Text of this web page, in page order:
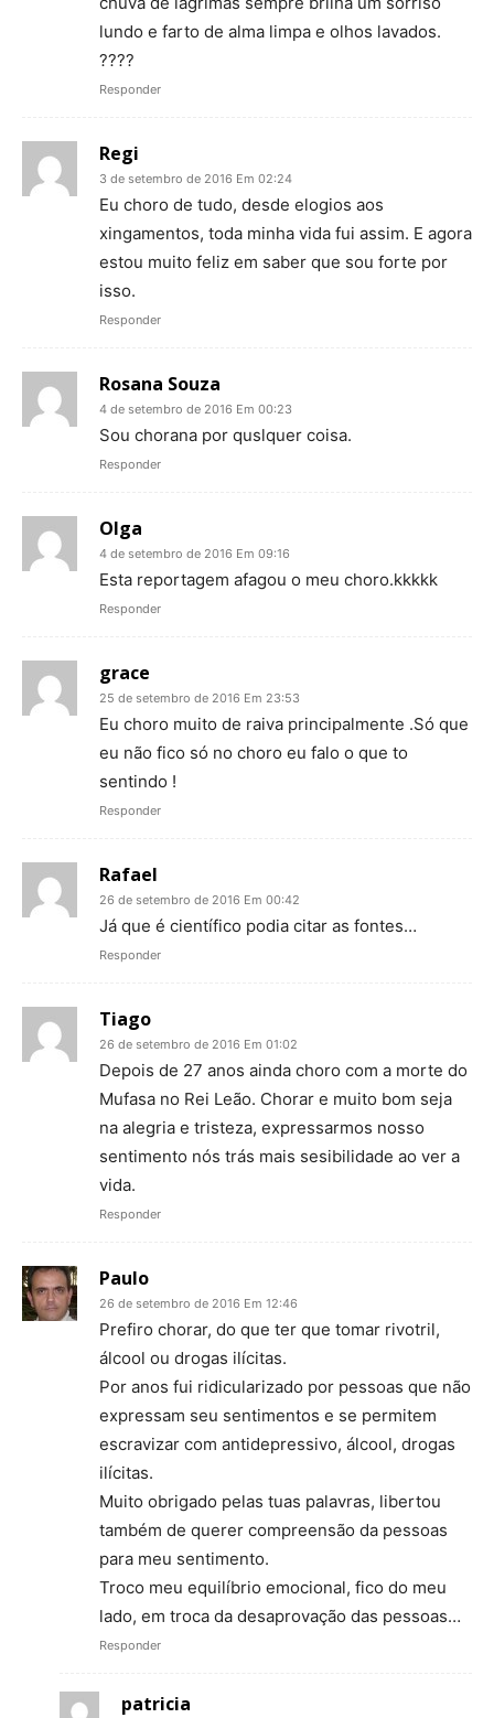
lundo e farto de alma limpa e olhos lavados.
????
Responder
Regi
3 de setembro de 2016 Em 02:24
Eu choro de tudo, desde elogios aos
xingamentos, toda minha vida fui assim. E agora
estou muito feliz em saber que sou forte por
isso.
Responder
Rosana Souza
4 de setembro de 2016 Em 00:23
Sou chorana por quslquer coisa.
Responder
Olga
4 de setembro de 2016 Em 09:16
Esta reportagem afagou o meu choro.kkkkk
Responder
grace
25 de setembro de 2016 Em 23:53
Eu choro muito de raiva principalmente .Só que
eu não fico só no choro eu falo o que to
sentindo !
Responder
Rafael
26 de setembro de 2016 Em 00:42
Já que é científico podia citar as fontes…
Responder
Tiago
26 de setembro de 2016 Em 01:02
Depois de 27 anos ainda choro com a morte do
Mufasa no Rei Leão. Chorar e muito bom seja
na alegria e tristeza, expressarmos nosso
sentimento nós trás mais sesibilidade ao ver a
vida.
Responder
Paulo
26 de setembro de 2016 Em 12:46
Prefiro chorar, do que ter que tomar rivotril,
álcool ou drogas ilícitas.
Por anos fui ridicularizado por pessoas que não
expressam seu sentimentos e se permitem
escravizar com antidepressivo, álcool, drogas
ilícitas.
Muito obrigado pelas tuas palavras, libertou
também de querer compreensão da pessoas
para meu sentimento.
Troco meu equilíbrio emocional, fico do meu
lado, em troca da desaprovação das pessoas…
Responder
patricia